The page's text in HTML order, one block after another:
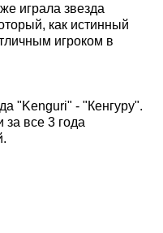
играла звезда
как истинный
игроком в
"Kenguri" - "Кенгуру".
все 3 года